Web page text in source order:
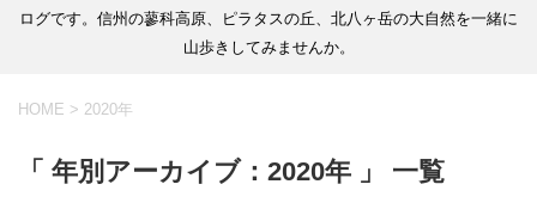
ログです。信州の蓼科高原、ピラタスの丘、北八ヶ岳の大自然を一緒に
山歩きしてみませんか。
HOME > 2020年
「 年別アーカイブ：2020年 」 一覧